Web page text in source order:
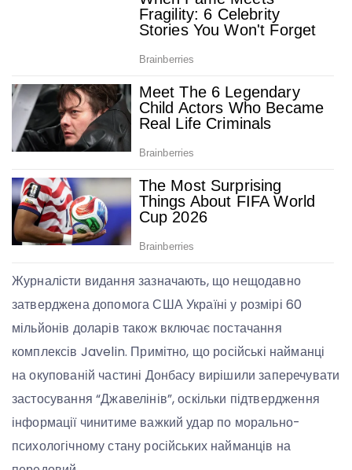
Журналісти видання зазначають, що нещодавно
затверджена допомога США Україні у розмірі 60
мільйонів доларів також включає постачання
комплексів Javelin. Примітно, що російські найманці
на окупованій частині Донбасу вирішили заперечувати
застосування “Джавелінів”, оскільки підтвердження
інформації чинитиме важкий удар по морально-
психологічному стану російських найманців на